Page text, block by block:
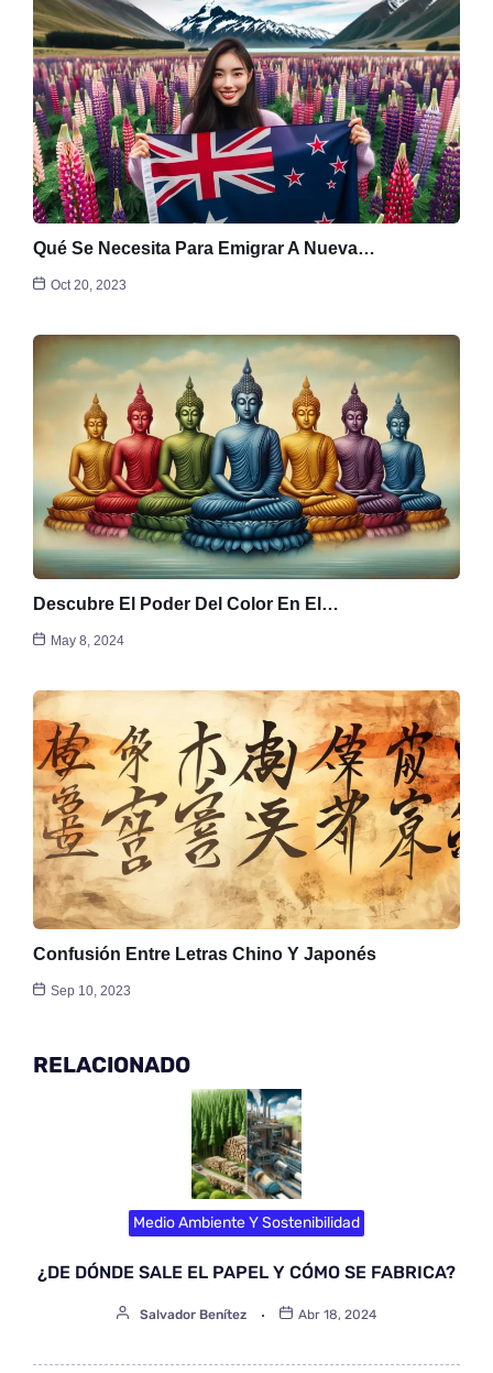
Qué Se Necesita Para Emigrar A Nueva…
Oct 20, 2023
Descubre El Poder Del Color En El…
May 8, 2024
Confusión Entre Letras Chino Y Japonés
Sep 10, 2023
RELACIONADO
Medio Ambiente Y Sostenibilidad
¿DE DÓNDE SALE EL PAPEL Y CÓMO SE FABRICA?
Salvador Benítez Abr 18, 2024